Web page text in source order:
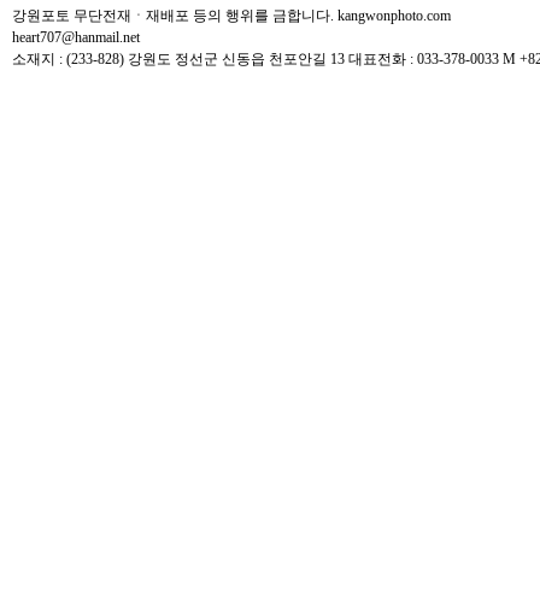
강원포토 무단전재ㆍ재배포 등의 행위를 금합니다. kangwonphoto.com
heart707@hanmail.net
소재지 : (233-828) 강원도 정선군 신동읍 천포안길 13 대표전화 : 033-378-0033 M